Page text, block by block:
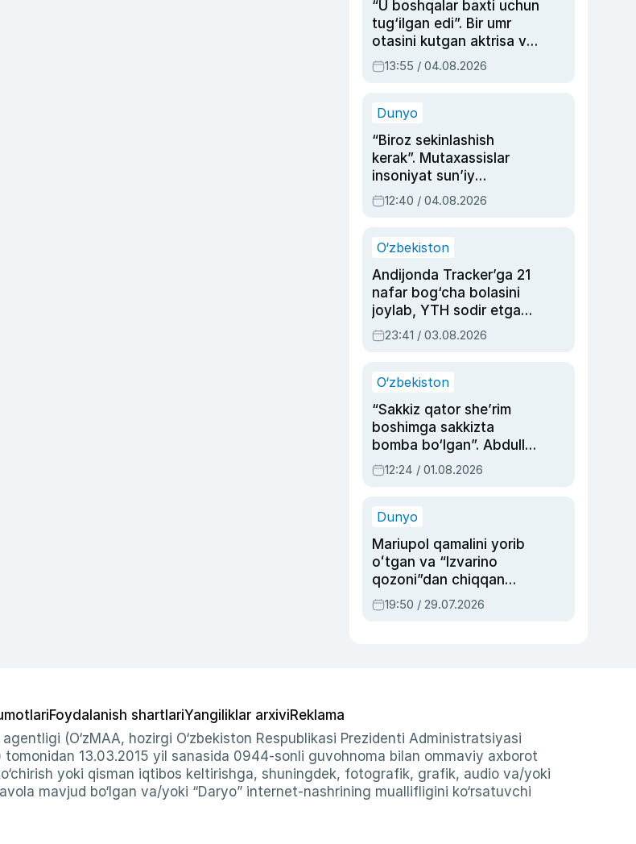
“U boshqalar baxti uchun
tug‘ilgan edi”. Bir umr
otasini kutgan aktrisa va
dublyaj ustasi Rimma
Ahmedovaning
13:55 / 04.08.2026
Dunyo
“Biroz sekinlashish
kerak”. Mutaxassislar
insoniyat sun’iy
intellektni boshqara
olmay qolishidan xavotir
12:40 / 04.08.2026
O‘zbekiston
Andijonda Tracker’ga 21
nafar bog‘cha bolasini
joylab, YTH sodir etgan
ayolga sud hukmi o‘qildi
23:41 / 03.08.2026
O‘zbekiston
“Sakkiz qator she’rim
boshimga sakkizta
bomba bo‘lgan”. Abdulla
Oripovni siyosiy
ayblovlardan asrab
12:24 / 01.08.2026
Dunyo
Mariupol qamalini yorib
oʻtgan va “Izvarino
qozoni”dan chiqqan
qahramon — Ukraina
armiyasi bosh
19:50 / 29.07.2026
Foydalanish shartlariYangiliklar arxiviReklama
(O‘zMAA, hozirgi O‘zbekiston Respublikasi Prezidenti Administratsiyasi
13.03.2015 yil sanasida 0944-sonli guvohnoma bilan ommaviy axborot
yoki qisman iqtibos keltirishga, shuningdek, fotografik, grafik, audio va/yoki
mavjud bo‘lgan va/yoki “Daryo” internet-nashrining muallifligini ko‘rsatuvchi